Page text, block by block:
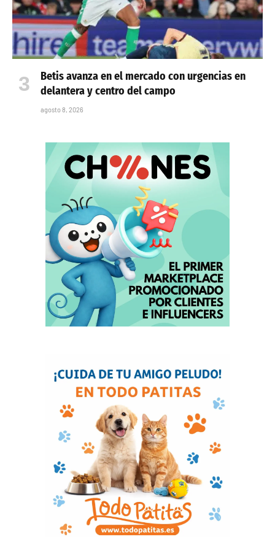
Betis avanza en el mercado con urgencias en
delantera y centro del campo
agosto 8, 2026